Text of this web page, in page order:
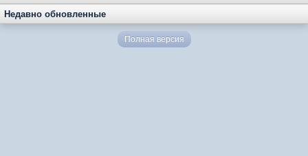
Недавно обновленные
Полная версия